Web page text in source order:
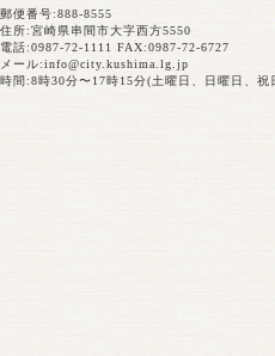
郵便番号:888-8555
住所:宮崎県串間市大字西方5550
電話:0987-72-1111 FAX:0987-72-6727
メール:info@city.kushima.lg.jp
時間:8時30分〜17時15分(土曜日、日曜日、祝